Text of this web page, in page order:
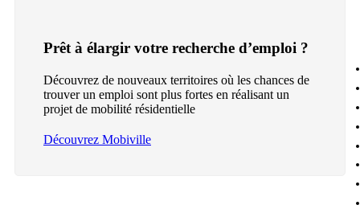
Prêt à élargir votre recherche d’emploi ?
Découvrez de nouveaux territoires où les chances de
trouver un emploi sont plus fortes en réalisant un
projet de mobilité résidentielle
Découvrez Mobiville